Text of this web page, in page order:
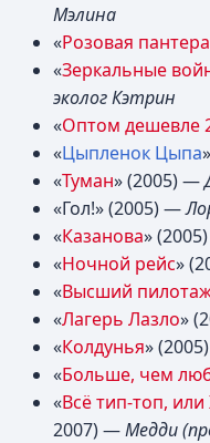
Мэлина
«Розовая пантера
«Зеркальные
эколог Кэтрин
«Оптом дешевле
«Цыпленок Цыпа
«Туман» (2005) —
«Гол!» (2005) —
«Казанова»
«Ночной рейс»
«Высший
«Лагерь Лазло»
«Колдунья»
«Больше, чем
«Всё тип-топ,
2007) —Медди